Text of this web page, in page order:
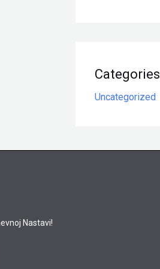
Categories
Uncategorized
Nastavi!